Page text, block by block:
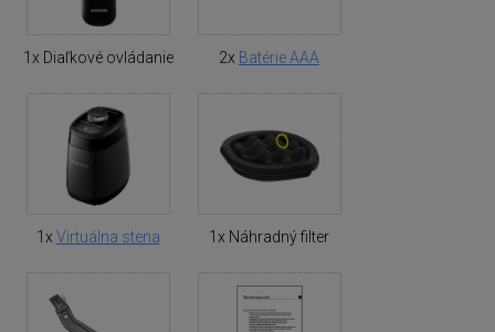
1x Diaľkové ovládanie 2x Batérie AAA
1x Virtuálna stena 1x Náhradný filter